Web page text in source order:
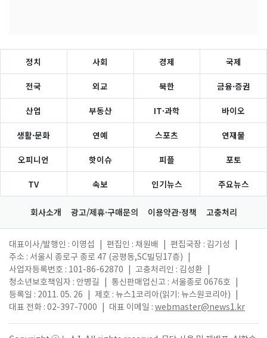
정치 사회 경제 국제
전국 외교 북한 금융·증권
산업 부동산 IT·과학 바이오
생활·문화 연예 스포츠 연재물
오피니언 핫이슈 피플 포토
TV 속보 인기뉴스 주요뉴스
회사소개 광고/제휴·구매문의 이용약관·정책 고충처리
대표이사/발행인 : 이영섭 편집인 : 채원배 편집국장 : 김기성
주소 : 서울시 종로구 종로 47 (공평동,SC빌딩17층)
사업자등록번호 : 101-86-62870
고충처리인 : 김성환
청소년보호책임자 : 안병길
통신판매업신고 : 서울종로 0676호
등록일 : 2011. 05. 26
제호 : 뉴스1코리아(읽기: 뉴스원코리아)
대표 전화 : 02-397-7000
대표 이메일 : webmaster@news1.kr